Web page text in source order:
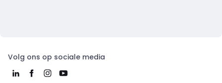
Volg ons op sociale media